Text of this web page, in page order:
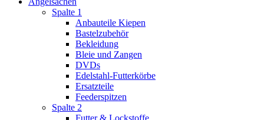
Spalte 1
Anbauteile Kiepen
Bastelzubehör
Bekleidung
Bleie und Zangen
DVDs
Edelstahl-Futterkörbe
Ersatzteile
Feederspitzen
Spalte 2